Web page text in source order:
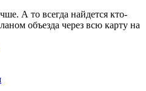
А то всегда найдется кто-
объезда через всю карту на